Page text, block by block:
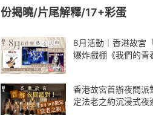
份揭曉/片尾解釋/17+彩蛋
8月活動｜香港故宮
爆炸戲棚《我們的青
香港故宮首辦夜間派
定法老之約沉浸式夜